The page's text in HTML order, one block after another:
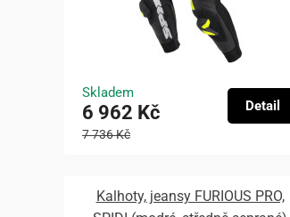
Skladem
6 962 Kč
7 736 Kč
Detail
Kalhoty, jeansy FURIOUS PRO,